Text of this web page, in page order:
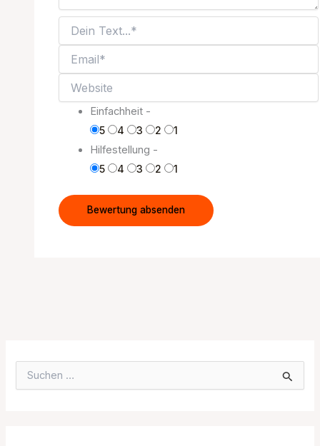
Einfachheit -
5 4 3 2 1
Hilfestellung -
5 4 3 2 1